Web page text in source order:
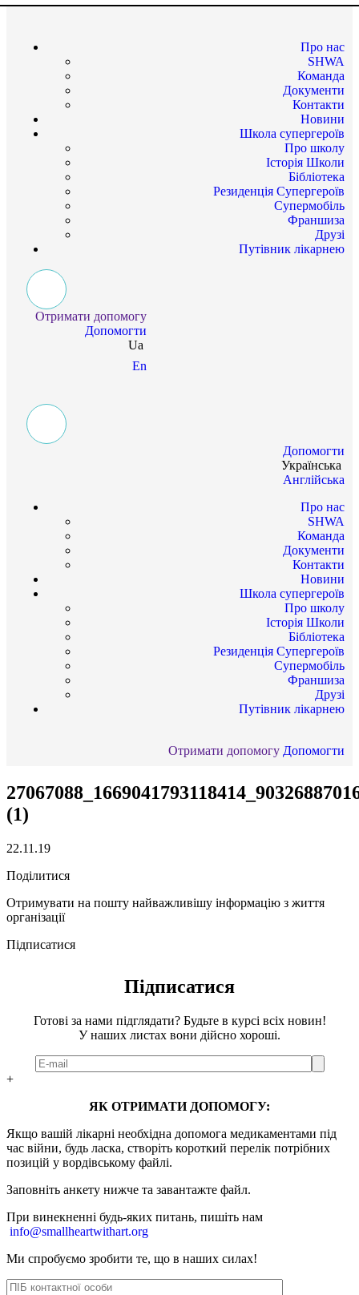
Про нас
SHWA
Команда
Документи
Контакти
Новини
Школа супергероїв
Про школу
Історія Школи
Бібліотека
Резиденція Супергероїв
Супермобіль
Франшиза
Друзі
Путівник лікарнею
Отримати допомогу
Допомогти
Ua
En
Допомогти
Українська
Англійська
Про нас
SHWA
Команда
Документи
Контакти
Новини
Школа супергероїв
Про школу
Історія Школи
Бібліотека
Резиденція Супергероїв
Супермобіль
Франшиза
Друзі
Путівник лікарнею
Отримати допомогу Допомогти
(1)
22.11.19
Поділитися
Отримувати на пошту найважливішу інформацію з життя
організації
Підписатися
Підписатися
Готові за нами підглядати? Будьте в курсі всіх новин!
У наших листах вони дійсно хороші.
+
ЯК ОТРИМАТИ ДОПОМОГУ:
Якщо вашій лікарні необхідна допомога медикаментами під
час війни, будь ласка, створіть короткий перелік потрібних
позицій у вордівському файлі.
Заповніть анкету нижче та завантажте файл.
При винекненні будь-яких питань, пишіть нам
info@smallheartwithart.org
Ми спробуємо зробити те, що в наших силах!